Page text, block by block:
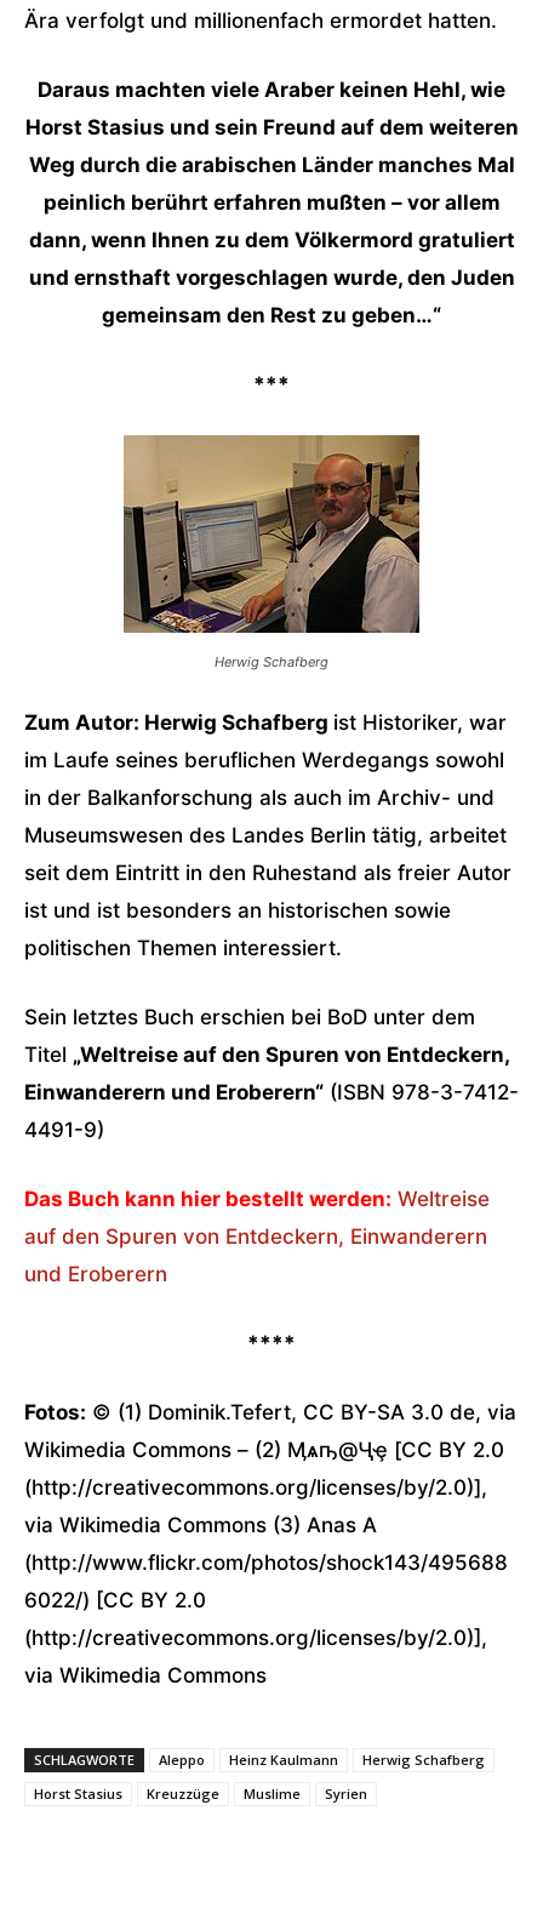
Ära verfolgt und millionenfach ermordet hatten.
Daraus machten viele Araber keinen Hehl, wie
Horst Stasius und sein Freund auf dem weiteren
Weg durch die arabischen Länder manches Mal
peinlich berührt erfahren mußten – vor allem
dann, wenn Ihnen zu dem Völkermord gratuliert
und ernsthaft vorgeschlagen wurde, den Juden
gemeinsam den Rest zu geben…“
***
Herwig Schafberg
Zum Autor: Herwig Schafberg ist Historiker, war
im Laufe seines beruflichen Werdegangs sowohl
in der Balkanforschung als auch im Archiv- und
Museumswesen des Landes Berlin tätig, arbeitet
seit dem Eintritt in den Ruhestand als freier Autor
ist und ist besonders an historischen sowie
politischen Themen interessiert.
Sein letztes Buch erschien bei BoD unter dem
Titel „Weltreise auf den Spuren von Entdeckern,
Einwanderern und Eroberern“ (ISBN 978-3-7412-
4491-9)
Das Buch kann hier bestellt werden: Weltreise
auf den Spuren von Entdeckern, Einwanderern
und Eroberern
****
Fotos: © (1) Dominik.Tefert, CC BY-SA 3.0 de, via
Wikimedia Commons – (2) Ӎѧҧ@Ҷҿ [CC BY 2.0
(http://creativecommons.org/licenses/by/2.0)],
via Wikimedia Commons (3) Anas A
(http://www.flickr.com/photos/shock143/495688
6022/) [CC BY 2.0
(http://creativecommons.org/licenses/by/2.0)],
via Wikimedia Commons
SCHLAGWORTE Aleppo Heinz Kaulmann
Herwig Schafberg
Horst Stasius
Kreuzzüge Muslime Syrien